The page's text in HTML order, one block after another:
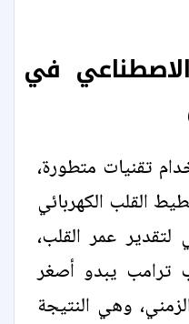
الاصطناعي في
تقنيات متطورة،
القلب الكهربائي
لتقدير عمر القلب،
يبدو أصغر
الزمني، وهي النتيجة